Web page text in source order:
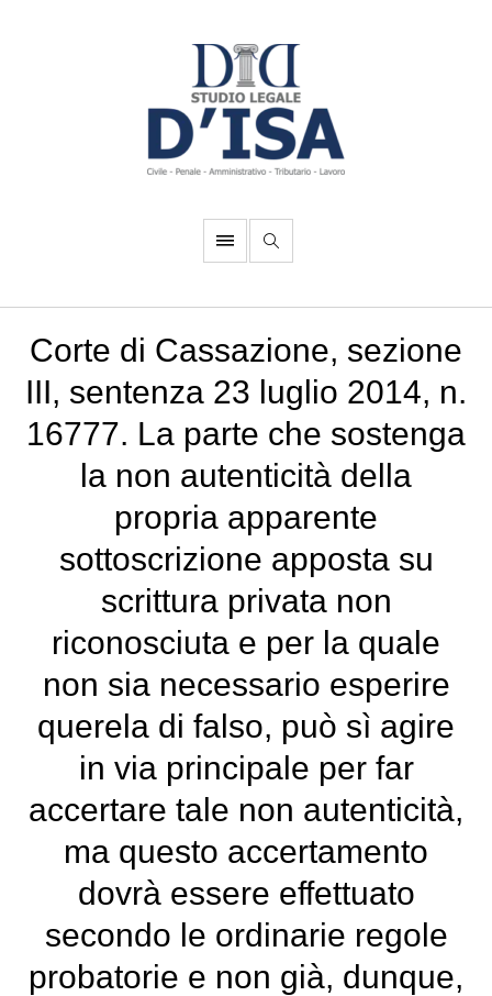
Corte di Cassazione, sezione
III, sentenza 23 luglio 2014, n.
16777. La parte che sostenga
la non autenticità della
propria apparente
sottoscrizione apposta su
scrittura privata non
riconosciuta e per la quale
non sia necessario esperire
querela di falso, può sì agire
in via principale per far
accertare tale non autenticità,
ma questo accertamento
dovrà essere effettuato
secondo le ordinarie regole
probatorie e non già, dunque,